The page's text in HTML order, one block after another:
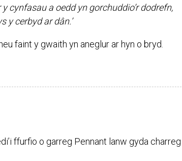
cynfasau a oedd yn gorchuddio’r dodrefn,
cerbyd ar dân.’
faint y gwaith yn aneglur ar hyn o bryd.
ffurfio o garreg Pennant lanw gyda charreg